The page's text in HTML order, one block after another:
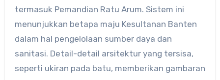
termasuk Pemandian Ratu Arum. Sistem ini
menunjukkan betapa maju Kesultanan Banten
dalam hal pengelolaan sumber daya dan
sanitasi. Detail-detail arsitektur yang tersisa,
seperti ukiran pada batu, memberikan gambaran